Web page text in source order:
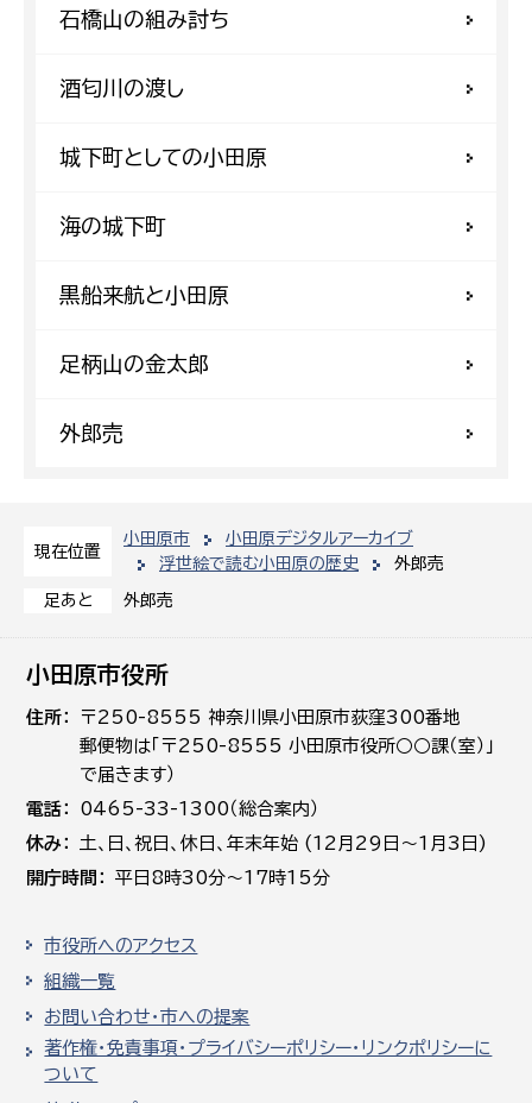
現在位置
小田原市
小田原デジタルアーカイブ
浮世絵で読む小田原の歴史
外郎売
足あと 外郎売
石橋山の組み討ち
酒匂川の渡し
城下町としての小田原
海の城下町
黒船来航と小田原
足柄山の金太郎
外郎売
小田原市役所
住所
〒250-8555 神奈川県小田原市荻窪300番地
郵便物は「〒250-8555 小田原市役所○○課（室）」
で届きます）
電話
0465-33-1300（総合案内）
休み
土､日､祝日、休日、年末年始 (12月29日～1月3日)
開庁時間
平日8時30分～17時15分
市役所へのアクセス
組織一覧
お問い合わせ・市への提案
著作権・免責事項・プライバシーポリシー・リンクポリシーに
ついて